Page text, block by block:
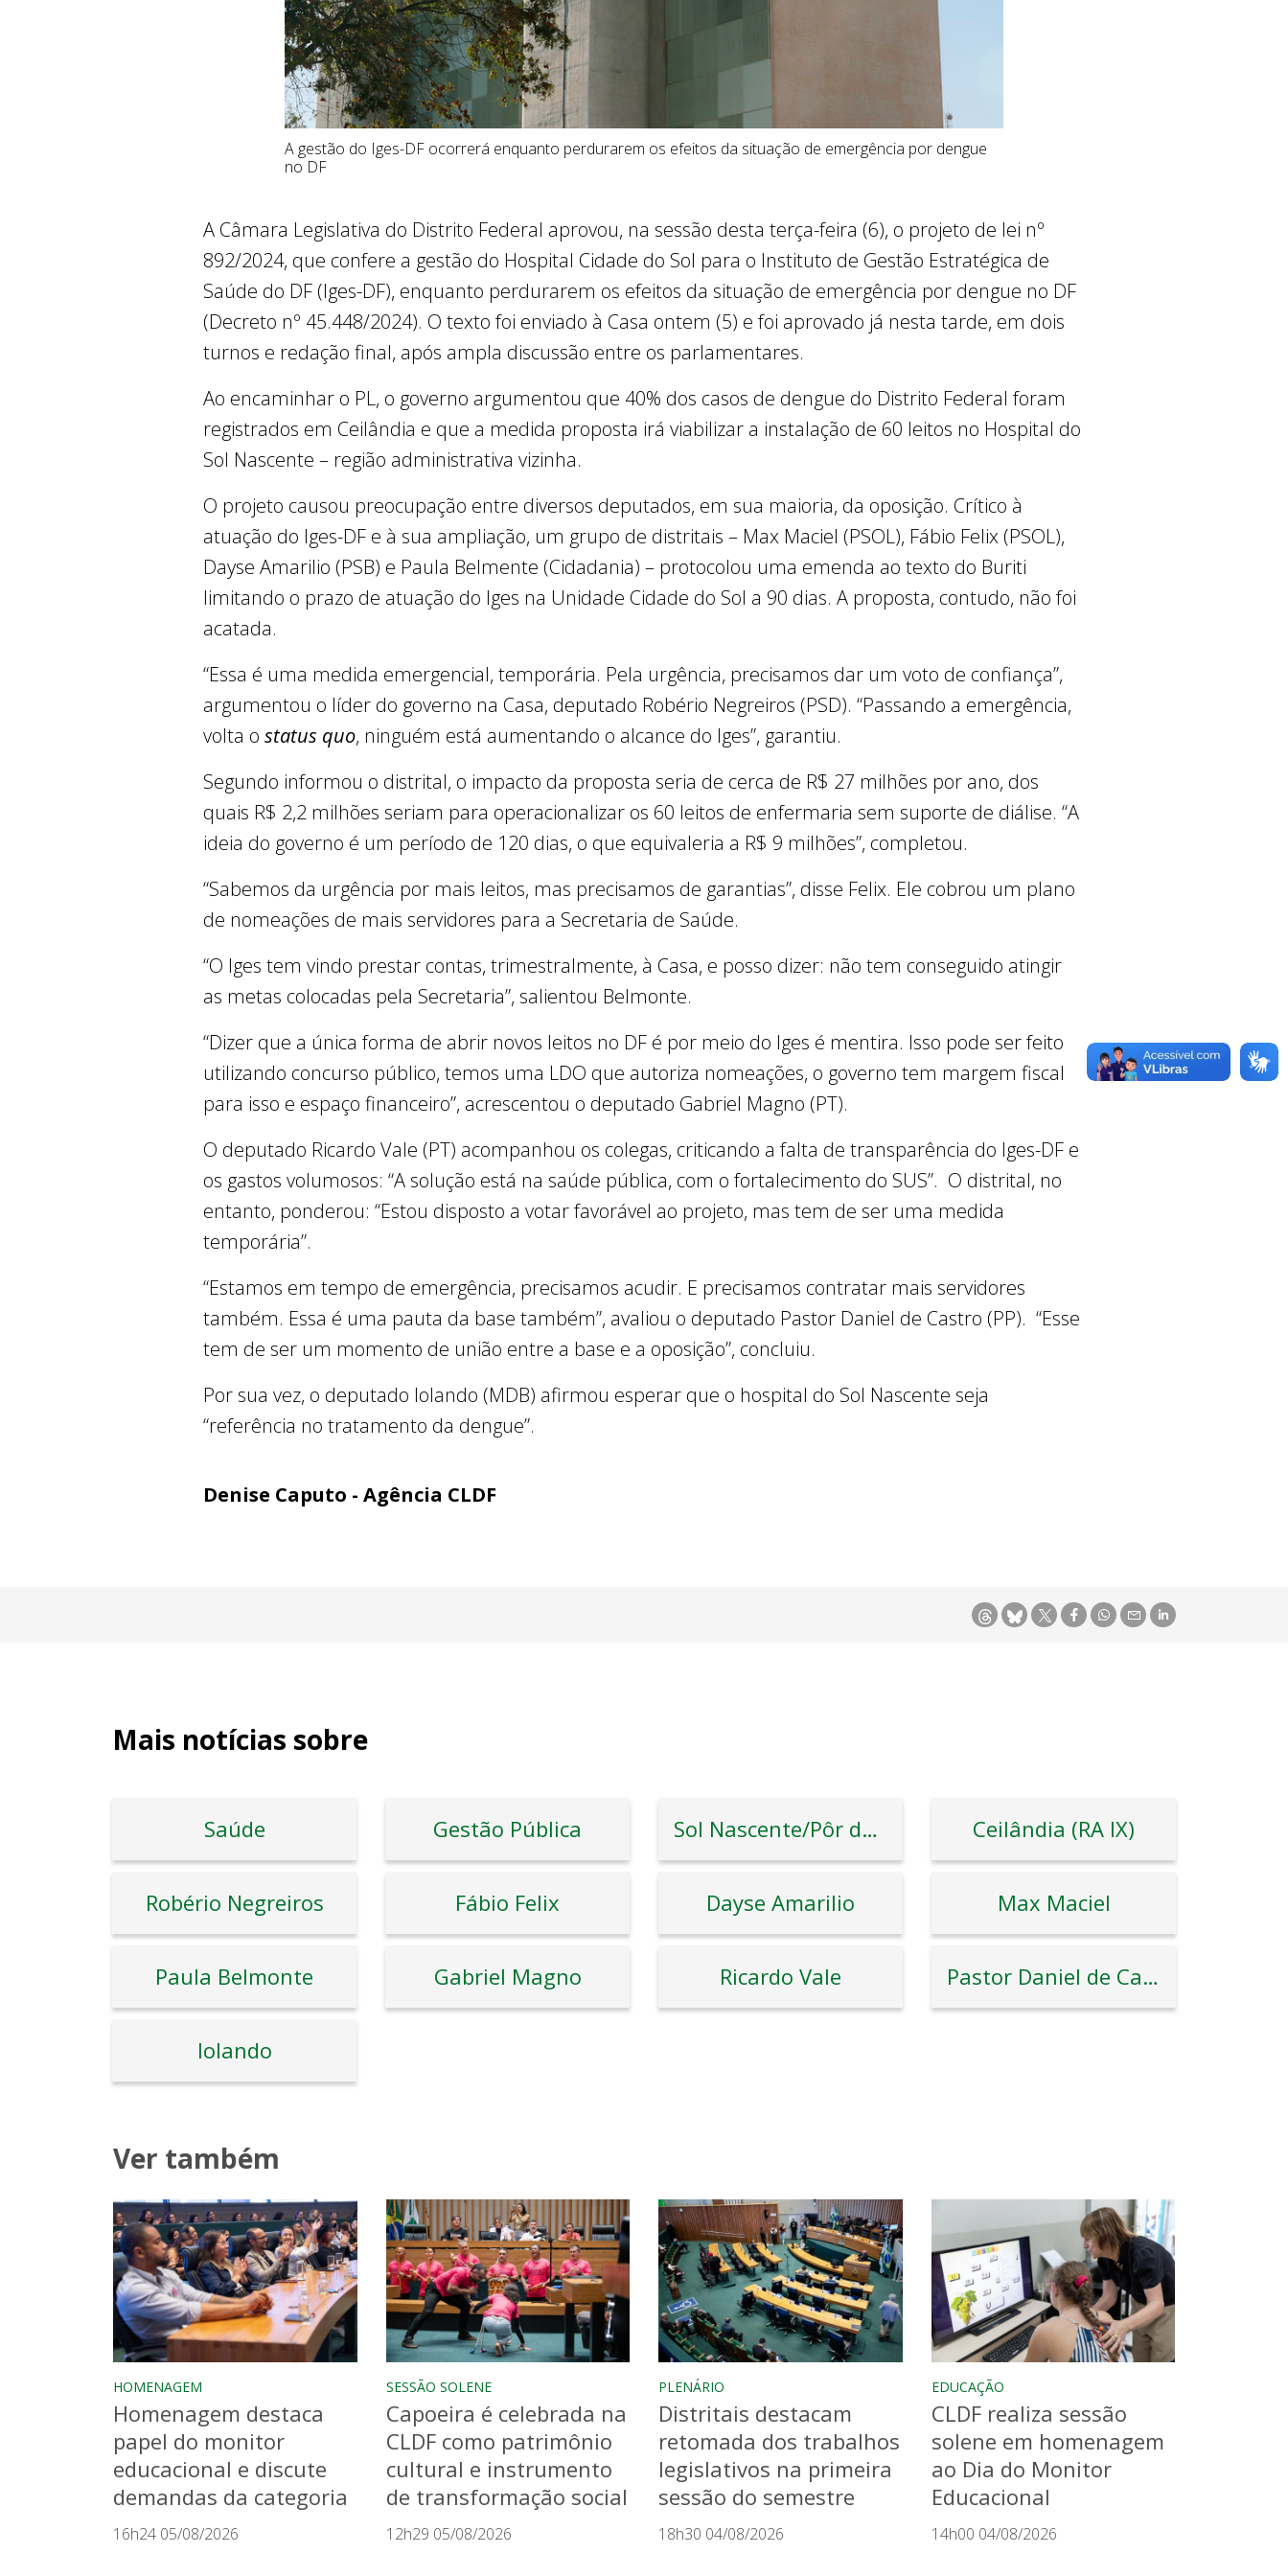
A gestão do Iges-DF ocorrerá enquanto perdurarem os efeitos da situação de emergência por dengue
no DF
A Câmara Legislativa do Distrito Federal aprovou, na sessão desta terça-feira (6), o projeto de lei nº
892/2024, que confere a gestão do Hospital Cidade do Sol para o Instituto de Gestão Estratégica de
Saúde do DF (Iges-DF), enquanto perdurarem os efeitos da situação de emergência por dengue no DF
(Decreto nº 45.448/2024). O texto foi enviado à Casa ontem (5) e foi aprovado já nesta tarde, em dois
turnos e redação final, após ampla discussão entre os parlamentares.
Ao encaminhar o PL, o governo argumentou que 40% dos casos de dengue do Distrito Federal foram
registrados em Ceilândia e que a medida proposta irá viabilizar a instalação de 60 leitos no Hospital do
Sol Nascente – região administrativa vizinha.
O projeto causou preocupação entre diversos deputados, em sua maioria, da oposição. Crítico à
atuação do Iges-DF e à sua ampliação, um grupo de distritais – Max Maciel (PSOL), Fábio Felix (PSOL),
Dayse Amarilio (PSB) e Paula Belmente (Cidadania) – protocolou uma emenda ao texto do Buriti
limitando o prazo de atuação do Iges na Unidade Cidade do Sol a 90 dias. A proposta, contudo, não foi
acatada.
“Essa é uma medida emergencial, temporária. Pela urgência, precisamos dar um voto de confiança”,
argumentou o líder do governo na Casa, deputado Robério Negreiros (PSD). “Passando a emergência,
volta o status quo, ninguém está aumentando o alcance do Iges”, garantiu.
Segundo informou o distrital, o impacto da proposta seria de cerca de R$ 27 milhões por ano, dos
quais R$ 2,2 milhões seriam para operacionalizar os 60 leitos de enfermaria sem suporte de diálise. “A
ideia do governo é um período de 120 dias, o que equivaleria a R$ 9 milhões”, completou.
“Sabemos da urgência por mais leitos, mas precisamos de garantias”, disse Felix. Ele cobrou um plano
de nomeações de mais servidores para a Secretaria de Saúde.
“O Iges tem vindo prestar contas, trimestralmente, à Casa, e posso dizer: não tem conseguido atingir
as metas colocadas pela Secretaria”, salientou Belmonte.
“Dizer que a única forma de abrir novos leitos no DF é por meio do Iges é mentira. Isso pode ser feito
utilizando concurso público, temos uma LDO que autoriza nomeações, o governo tem margem fiscal
para isso e espaço financeiro”, acrescentou o deputado Gabriel Magno (PT).
O deputado Ricardo Vale (PT) acompanhou os colegas, criticando a falta de transparência do Iges-DF e
os gastos volumosos: “A solução está na saúde pública, com o fortalecimento do SUS”. O distrital, no
entanto, ponderou: “Estou disposto a votar favorável ao projeto, mas tem de ser uma medida
temporária”.
“Estamos em tempo de emergência, precisamos acudir. E precisamos contratar mais servidores
também. Essa é uma pauta da base também”, avaliou o deputado Pastor Daniel de Castro (PP). “Esse
tem de ser um momento de união entre a base e a oposição”, concluiu.
Por sua vez, o deputado Iolando (MDB) afirmou esperar que o hospital do Sol Nascente seja
“referência no tratamento da dengue”.
Denise Caputo - Agência CLDF
Mais notícias sobre
Saúde Gestão Pública Sol Nascente/Pôr do Sol (RA XXXII) Ceilândia (RA IX)
Robério Negreiros Fábio Felix Dayse Amarilio Max Maciel
Paula Belmonte Gabriel Magno Ricardo Vale Pastor Daniel de Castro
Iolando
Ver também
HOMENAGEM
Homenagem destaca
papel do monitor
educacional e discute
demandas da categoria
16h24 05/08/2026
SESSÃO SOLENE
Capoeira é celebrada na
CLDF como patrimônio
cultural e instrumento
de transformação social
12h29 05/08/2026
PLENÁRIO
Distritais destacam
retomada dos trabalhos
legislativos na primeira
sessão do semestre
18h30 04/08/2026
EDUCAÇÃO
CLDF realiza sessão
solene em homenagem
ao Dia do Monitor
Educacional
14h00 04/08/2026